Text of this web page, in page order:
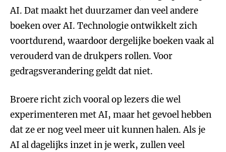
AI. Dat maakt het duurzamer dan veel andere
boeken over AI. Technologie ontwikkelt zich
voortdurend, waardoor dergelijke boeken vaak al
verouderd van de drukpers rollen. Voor
gedragsverandering geldt dat niet.
Broere richt zich vooral op lezers die wel
experimenteren met AI, maar het gevoel hebben
dat ze er nog veel meer uit kunnen halen. Als je
AI al dagelijks inzet in je werk, zullen veel